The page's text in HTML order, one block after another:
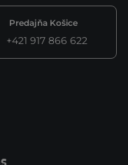
Predajňa Košice
+421 917 866 622